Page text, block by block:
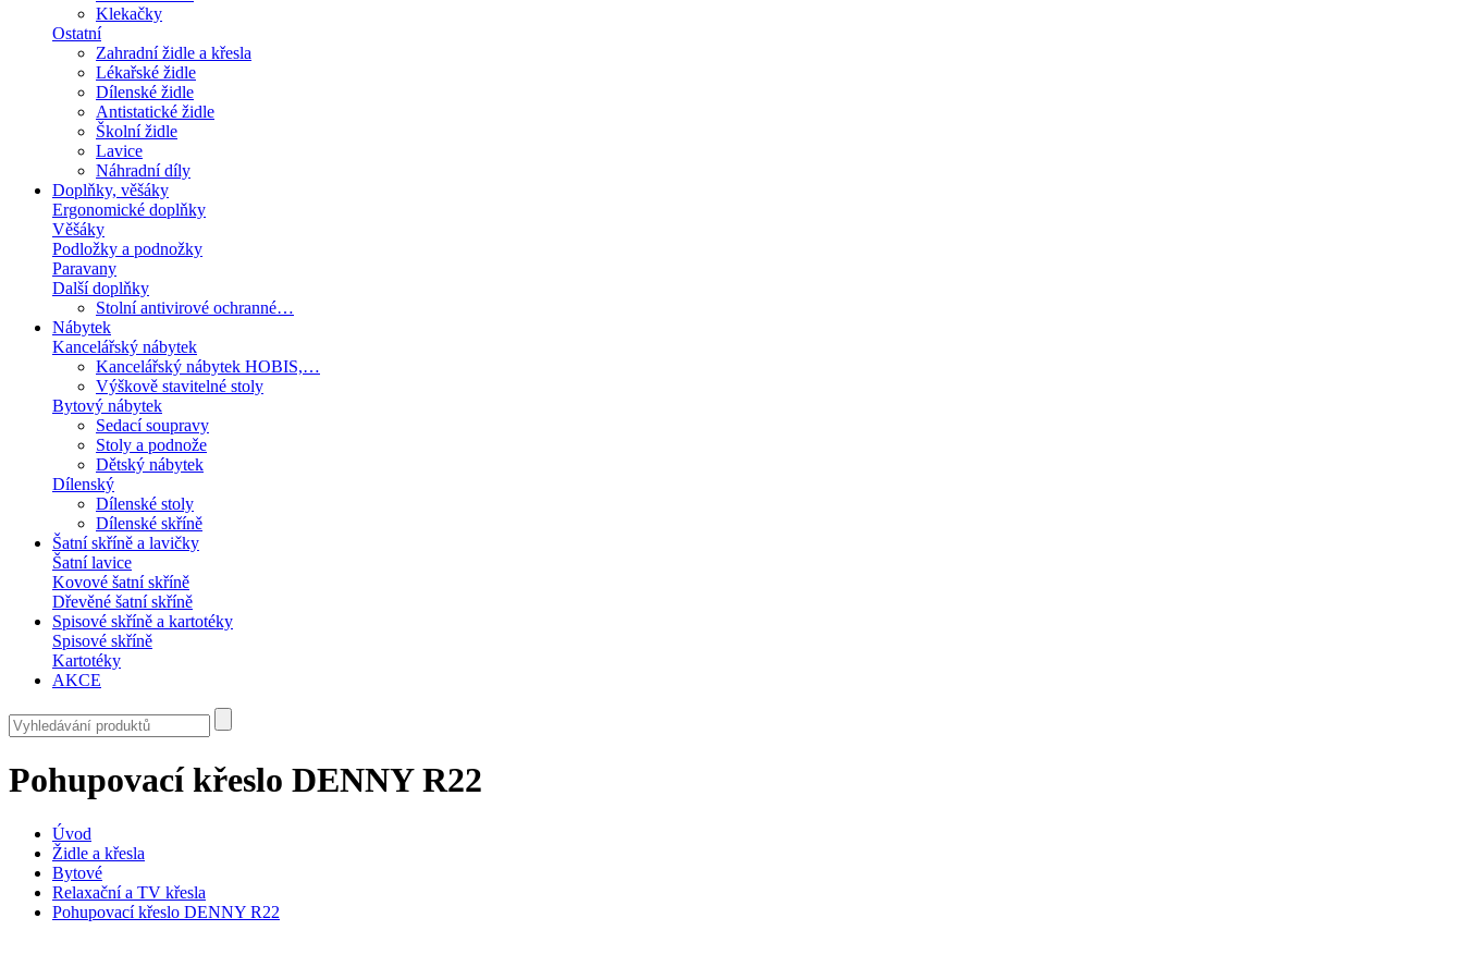
Klekačky
Ostatní
Zahradní židle a křesla
Lékařské židle
Dílenské židle
Antistatické židle
Školní židle
Lavice
Náhradní díly
Doplňky, věšáky
Ergonomické doplňky
Věšáky
Podložky a podnožky
Paravany
Další doplňky
Stolní antivirové ochranné…
Nábytek
Kancelářský nábytek
Kancelářský nábytek HOBIS,…
Výškově stavitelné stoly
Bytový nábytek
Sedací soupravy
Stoly a podnože
Dětský nábytek
Dílenský
Dílenské stoly
Dílenské skříně
Šatní skříně a lavičky
Šatní lavice
Kovové šatní skříně
Dřevěné šatní skříně
Spisové skříně a kartotéky
Spisové skříně
Kartotéky
AKCE
Pohupovací křeslo DENNY R22
Úvod
Židle a křesla
Bytové
Relaxační a TV křesla
Pohupovací křeslo DENNY R22